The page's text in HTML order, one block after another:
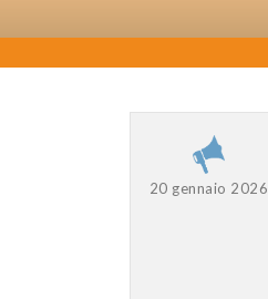
20 gennaio 2026